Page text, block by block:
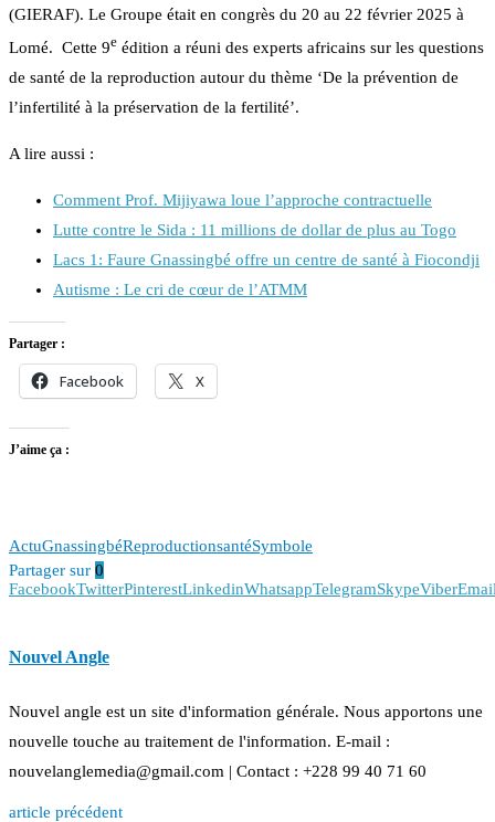
(GIERAF). Le Groupe était en congrès du 20 au 22 février 2025 à
Lomé. Cette 9e édition a réuni des experts africains sur les questions
de santé de la reproduction autour du thème ‘De la prévention de
l’infertilité à la préservation de la fertilité’.
A lire aussi :
Comment Prof. Mijiyawa loue l’approche contractuelle
Lutte contre le Sida : 11 millions de dollar de plus au Togo
Lacs 1: Faure Gnassingbé offre un centre de santé à Fiocondji
Autisme : Le cri de cœur de l’ATMM
Partager :
Facebook X
J’aime ça :
ActuGnassingbéReproductionsantéSymbole
Partager sur 0
FacebookTwitterPinterestLinkedinWhatsappTelegramSkypeViber
Nouvel Angle
Nouvel angle est un site d'information générale. Nous apportons une
nouvelle touche au traitement de l'information. E-mail :
nouvelanglemedia@gmail.com | Contact : +228 99 40 71 60
article précédent